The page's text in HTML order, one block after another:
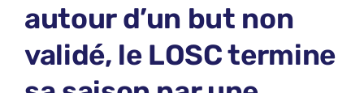
NOUS
autour d’un but non
validé, le LOSC termine